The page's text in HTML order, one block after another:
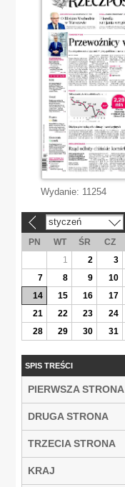
Wydanie: 11254
styczeń
PN WT ŚR CZ
1
2 3
7
8 9 10
14
15 16 17
21
22 23 24
28
29 30 31
SPIS TREŚCI
PIERWSZA STRONA
DRUGA STRONA
TRZECIA STRONA
KRAJ